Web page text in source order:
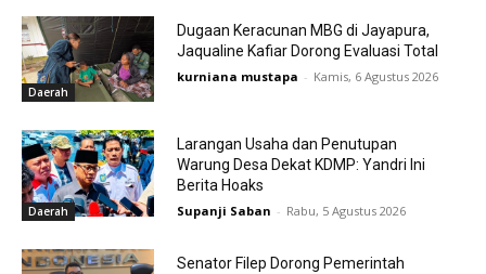
Daerah
Dugaan Keracunan MBG di Jayapura,
Jaqualine Kafiar Dorong Evaluasi Total
kurniana mustapa - Kamis, 6 Agustus 2026
Daerah
Larangan Usaha dan Penutupan
Warung Desa Dekat KDMP: Yandri Ini
Berita Hoaks
Supanji Saban - Rabu, 5 Agustus 2026
Senator Filep Dorong Pemerintah